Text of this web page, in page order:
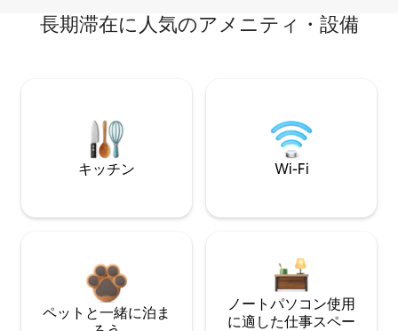
長期滞在に人気のアメニティ・設備
キッチン Wi-Fi
ペットと一緒に泊ま
ノートパソコン使用
に適した仕事スペー